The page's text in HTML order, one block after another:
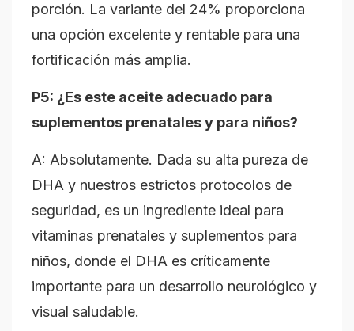
porción. La variante del 24% proporciona
una opción excelente y rentable para una
fortificación más amplia.
P5: ¿Es este aceite adecuado para
suplementos prenatales y para niños?
A: Absolutamente. Dada su alta pureza de
DHA y nuestros estrictos protocolos de
seguridad, es un ingrediente ideal para
vitaminas prenatales y suplementos para
niños, donde el DHA es críticamente
importante para un desarrollo neurológico y
visual saludable.